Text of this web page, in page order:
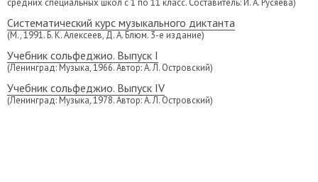
Систематический курс музыкального диктанта
(М., 1991. Б. К. Алексеев, Д. А. Блюм. 3-е издание)
Учебник сольфеджио. Выпуск I
(Ленинград: Музыка, 1966. Автор: А. Л. Островский)
Учебник сольфеджио. Выпуск IV
(Ленинград: Музыка, 1978. Автор: А. Л. Островский)